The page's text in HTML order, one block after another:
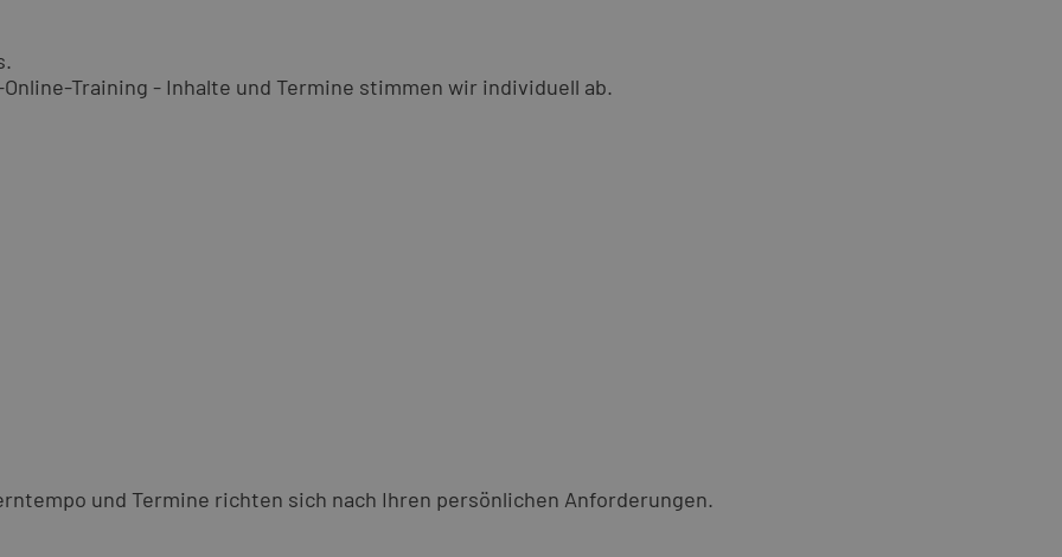
Training - Inhalte und Termine stimmen wir individuell ab.
und Termine richten sich nach Ihren persönlichen Anforderungen.